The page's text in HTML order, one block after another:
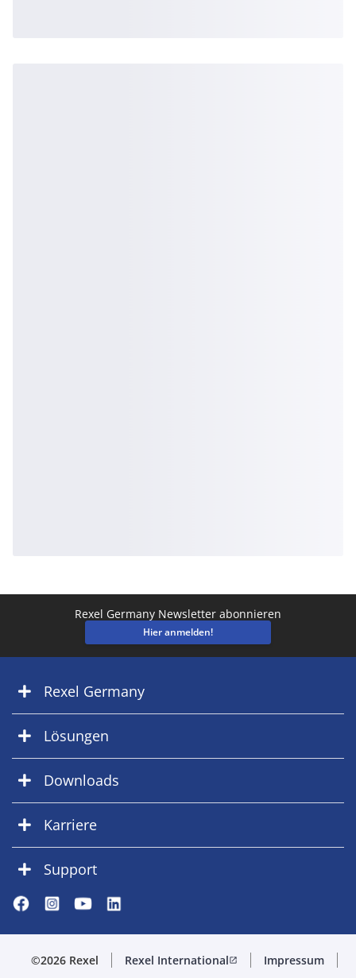
Rexel Germany Newsletter abonnieren
Hier anmelden!
Rexel Germany
Lösungen
Downloads
Karriere
Support
©2026 Rexel Rexel Internationalopen_in_new Impressum